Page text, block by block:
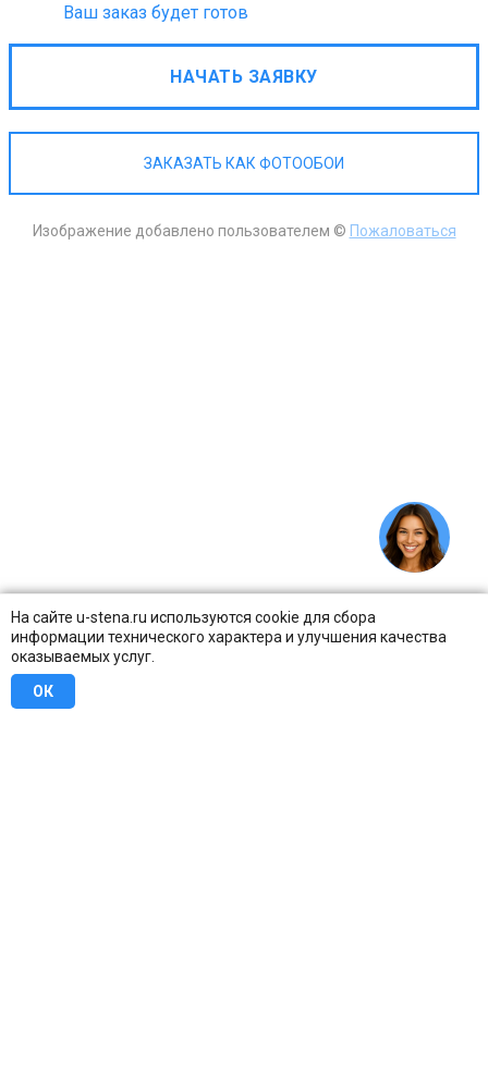
На сайте u-stena.ru используются cookie для сбора
информации технического характера и улучшения качества
оказываемых услуг.
ОК
Ваш заказ будет готов
НАЧАТЬ ЗАЯВКУ
ЗАКАЗАТЬ КАК ФОТООБОИ
Изображение добавлено пользователем © Пожаловаться